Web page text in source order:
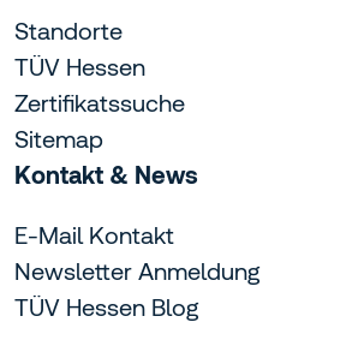
Standorte
TÜV Hessen
Zertifikatssuche
Sitemap
Kontakt & News
E-Mail Kontakt
Newsletter Anmeldung
TÜV Hessen Blog